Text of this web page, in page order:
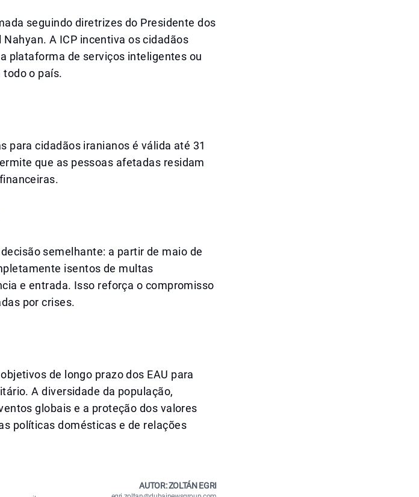
seguindo diretrizes do Presidente dos
A ICP incentiva os cidadãos
plataforma de serviços inteligentes ou
o país.
para cidadãos iranianos é válida até 31
que as pessoas afetadas residam
semelhante: a partir de maio de
isentos de multas
e entrada. Isso reforça o compromisso
por crises.
de longo prazo dos EAU para
A diversidade da população,
globais e a proteção dos valores
políticas domésticas e de relações
AUTOR: ZOLTÁN EGRI